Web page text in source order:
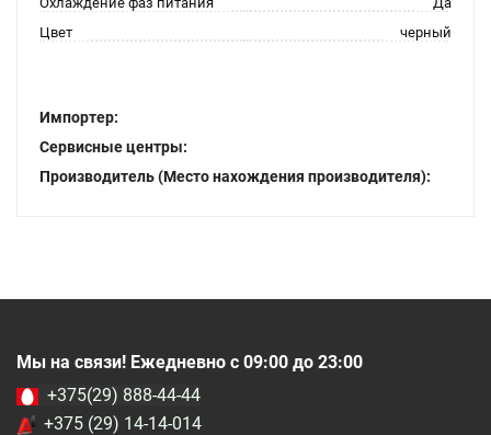
Цвет
черный
Импортер:
Сервисные центры:
Производитель (Место нахождения производителя):
Мы на связи! Ежедневно с 09:00 до 23:00
+375(29) 888-44-44
+375 (29) 14-14-014